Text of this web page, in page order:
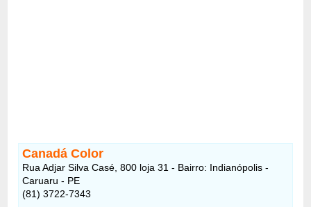
Canadá Color
Rua Adjar Silva Casé, 800 loja 31 - Bairro: Indianópolis -
Caruaru - PE
(81) 3722-7343